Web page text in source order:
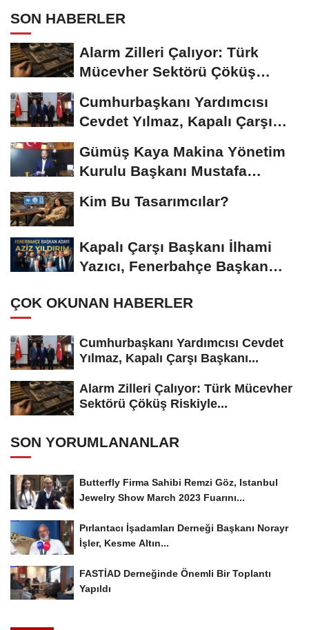
SON HABERLER
Alarm Zilleri Çalıyor: Türk
Mücevher Sektörü Çöküş
Cumhurbaşkanı Yardımcısı
Cevdet Yılmaz, Kapalı Çarşı
Gümüş Kaya Makina Yönetim
Kurulu Başkanı Mustafa
Kim Bu Tasarımcılar?
Kapalı Çarşı Başkanı İlhami
Yazıcı, Fenerbahçe Başkan
ÇOK OKUNAN HABERLER
Cumhurbaşkanı Yardımcısı Cevdet
Yılmaz, Kapalı Çarşı Başkanı...
Alarm Zilleri Çalıyor: Türk Mücevher
Sektörü Çöküş Riskiyle...
SON YORUMLANANLAR
Butterfly Firma Sahibi Remzi Göz, Istanbul
Jewelry Show March 2023 Fuarını...
Pırlantacı İşadamları Derneği Başkanı Norayr
İşler, Kesme Altın...
FASTİAD Derneğinde Önemli Bir Toplantı
Yapıldı